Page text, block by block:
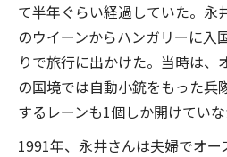
て半年ぐらい経過していた。永
のウイーンからハンガリーに入
りで旅行に出かけた。当時は、
の国境では自動小銃をもった兵
するレーンも1個しか開けていな
1991年、永井さんは夫婦でオー